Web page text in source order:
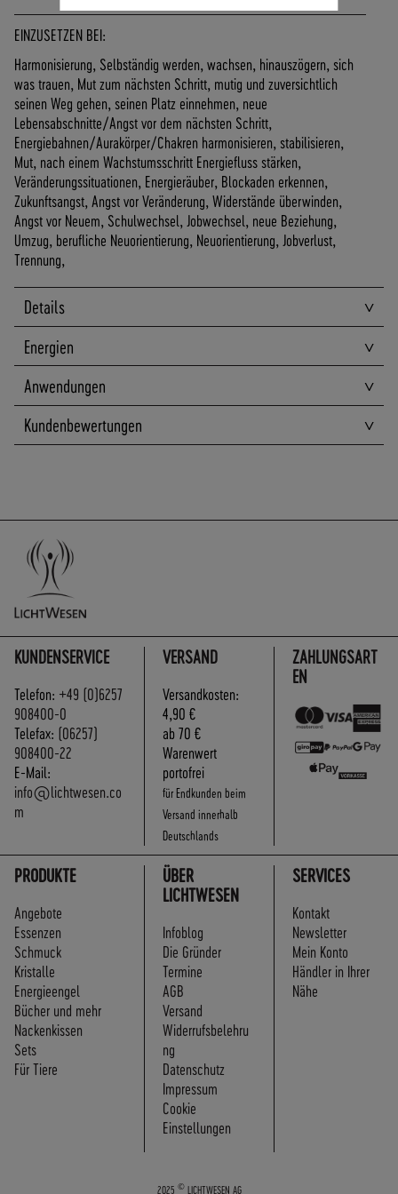
A
N
I
N
N
E
R
H
A
L
B
D
E
U
S
H
A
D
EINZUSETZEN BEI:
Harmonisierung, Selbständig werden, wachsen, hinauszögern, sich
was trauen, Mut zum nächsten Schritt, mutig und zuversichtlich
seinen Weg gehen, seinen Platz einnehmen, neue
Lebensabschnitte/Angst vor dem nächsten Schritt,
Energiebahnen/Aurakörper/Chakren harmonisieren, stabilisieren,
Mut, nach einem Wachstumsschritt Energiefluss stärken,
Veränderungssituationen, Energieräuber, Blockaden erkennen,
Zukunftsangst, Angst vor Veränderung, Widerstände überwinden,
Angst vor Neuem, Schulwechsel, Jobwechsel, neue Beziehung,
Umzug, berufliche Neuorientierung, Neuorientierung, Jobverlust,
Trennung,
Details
Energien
Anwendungen
Kundenbewertungen
KUNDENSERVICE
Telefon: +49 (0)6257
908400-0
Telefax: (06257)
908400-22
E-Mail:
info@lichtwesen.co
m
ZAHLUNGSART
EN
VERSAND
Versandkosten:
4,90 €
ab 70 €
Warenwert
portofrei
für Endkunden beim
Versand innerhalb
Deutschlands
PRODUKTE
Angebote
Essenzen
Schmuck
Kristalle
Energieengel
Bücher und mehr
Nackenkissen
Sets
Für Tiere
ÜBER
LICHTWESEN
Infoblog
Die Gründer
Termine
AGB
Versand
Widerrufsbelehru
ng
Datenschutz
Impressum
Cookie
Einstellungen
SERVICES
Kontakt
Newsletter
Mein Konto
Händler in Ihrer
Nähe
2025 ©LICHTWESEN AG